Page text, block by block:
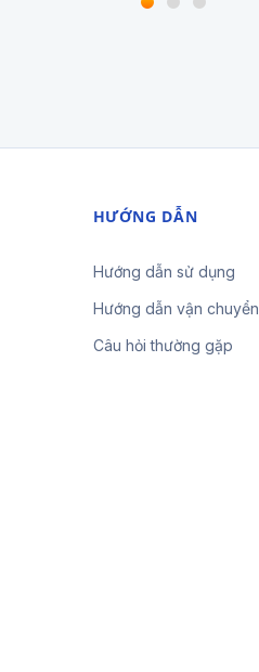
HƯỚNG DẪN
Hướng dẫn sử dụng
Hướng dẫn vận chuyển
Câu hỏi thường gặp